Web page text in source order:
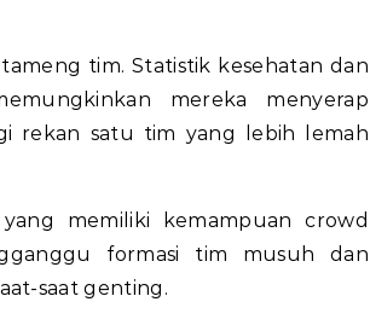
tim. Statistik kesehatan dan
mereka menyerap
rekan satu tim yang lebih lemah
memiliki kemampuan crowd
formasi tim musuh dan
saat genting.